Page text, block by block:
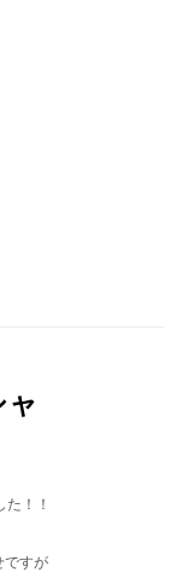
ャ
！！
ですが